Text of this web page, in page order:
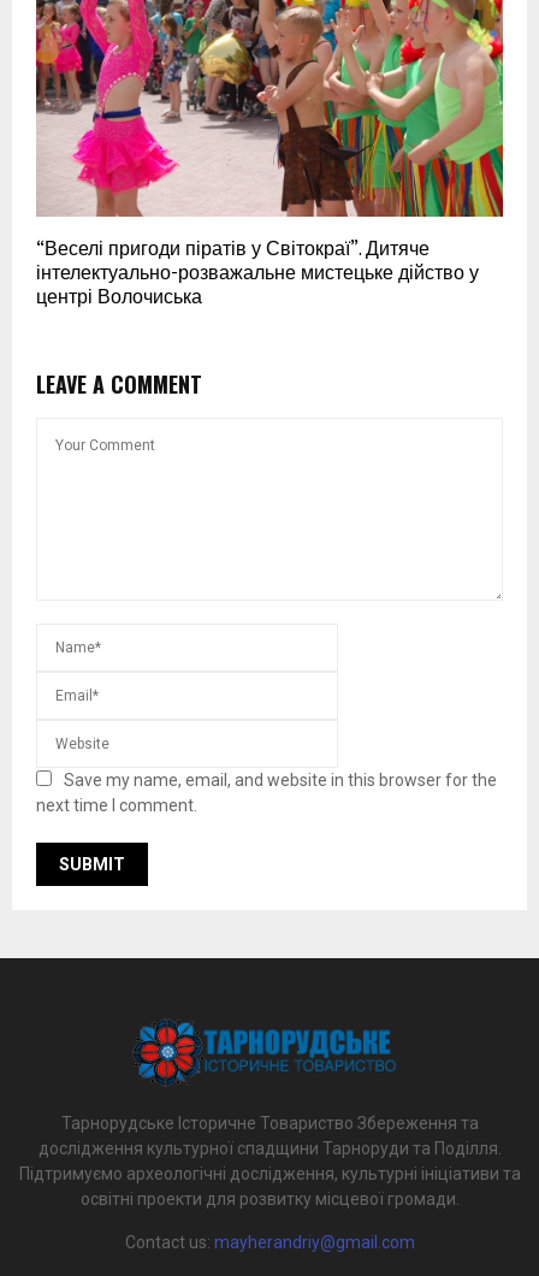
“Веселі пригоди піратів у Світокраї”. Дитяче
інтелектуально-розважальне мистецьке дійство у
центрі Волочиська
LEAVE A COMMENT
Save my name, email, and website in this browser for the
next time I comment.
Тарнорудське Історичне Товариство Збереження та
дослідження культурної спадщини Тарноруди та Поділля.
Підтримуємо археологічні дослідження, культурні ініціативи та
освітні проекти для розвитку місцевої громади.
Contact us: mayherandriy@gmail.com